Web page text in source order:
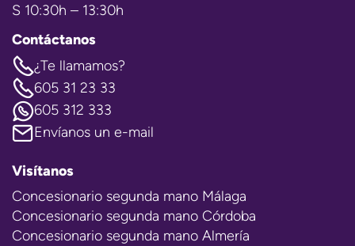
S 10:30h – 13:30h
Contáctanos
¿Te llamamos?
605 31 23 33
605 312 333
Envíanos un e-mail
Visítanos
Concesionario segunda mano Málaga
Concesionario segunda mano Córdoba
Concesionario segunda mano Almería